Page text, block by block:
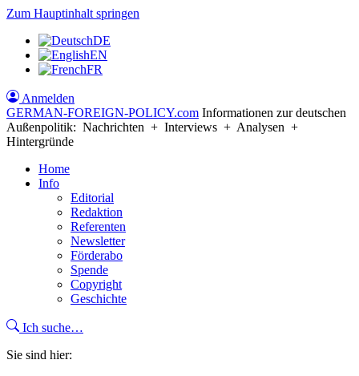
Zum Hauptinhalt springen
DE
EN
FR
Anmelden
GERMAN-FOREIGN-POLICY.com Informationen zur deutschen
Außenpolitik: Nachrichten + Interviews + Analysen +
Hintergründe
Home
Info
Editorial
Redaktion
Referenten
Newsletter
Förderabo
Spende
Copyright
Geschichte
Ich suche…
Sie sind hier: